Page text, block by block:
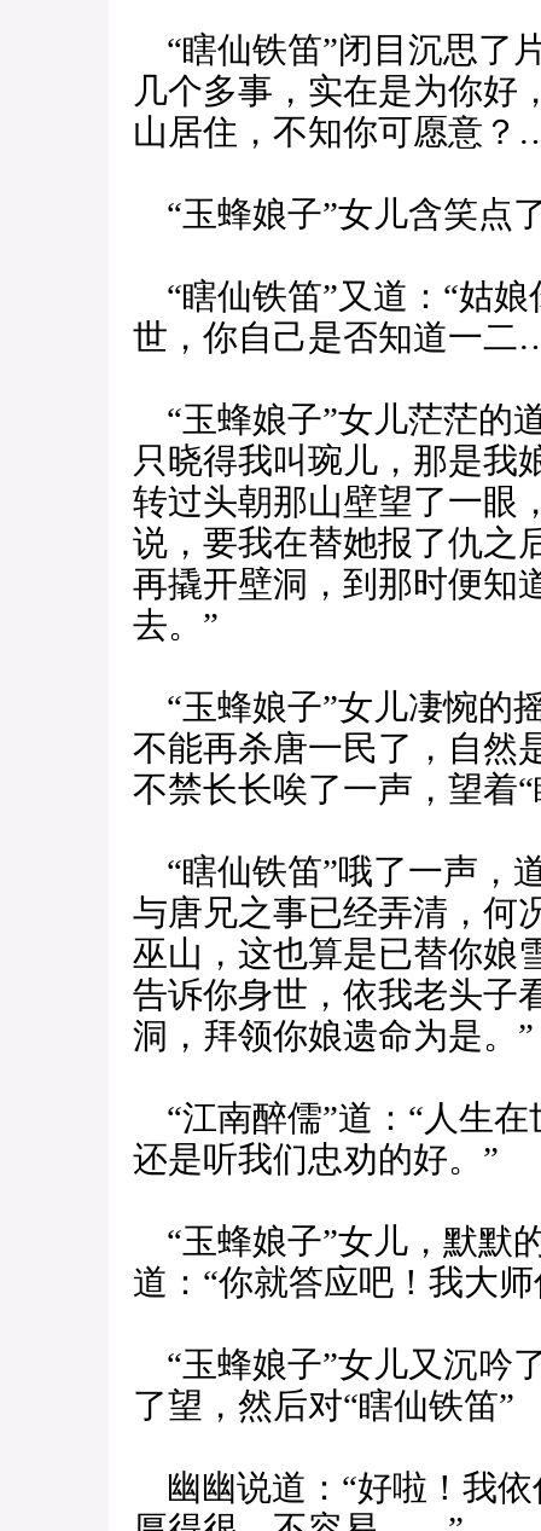
“瞎仙铁笛”闭目沉思了
几个多事，实在是为你好
山居住，不知你可愿意
“玉蜂娘子”女儿含笑点
“瞎仙铁笛”又道：“姑
世，你自己是否知道一
“玉蜂娘子”女儿茫茫的
只晓得我叫琬儿，那是
转过头朝那山壁望了一眼
说，要我在替她报了仇之
再撬开壁洞，到那时便知
去。”
“玉蜂娘子”女儿凄惋的
不能再杀唐一民了，自然
不禁长长唉了一声，望着
“瞎仙铁笛”哦了一声，
与唐兄之事已经弄清，何
巫山，这也算是已替你娘
告诉你身世，依我老头子
洞，拜领你娘遗命为是。”
“江南醉儒”道：“人生
还是听我们忠劝的好。”
“玉蜂娘子”女儿，默默
道：“你就答应吧！我大
“玉蜂娘子”女儿又沉吟
了望，然后对“瞎仙铁笛”
幽幽说道：“好啦！我